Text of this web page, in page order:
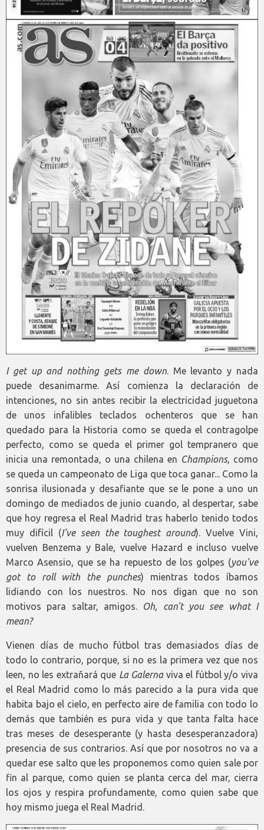
I get up and nothing gets me down. Me levanto y nada
puede desanimarme. Así comienza la declaración de
intenciones, no sin antes recibir la electricidad juguetona
de unos infalibles teclados ochenteros que se han
quedado para la Historia como se queda el contragolpe
perfecto, como se queda el primer gol tempranero que
inicia una remontada, o una chilena en Champions, como
se queda un campeonato de Liga que toca ganar... Como la
sonrisa ilusionada y desafiante que se le pone a uno un
domingo de mediados de junio cuando, al despertar, sabe
que hoy regresa el Real Madrid tras haberlo tenido todos
muy difícil (I've seen the toughest around). Vuelve Vini,
vuelven Benzema y Bale, vuelve Hazard e incluso vuelve
Marco Asensio, que se ha repuesto de los golpes (you've
got to roll with the punches) mientras todos íbamos
lidiando con los nuestros. No nos digan que no son
motivos para saltar, amigos. Oh, can't you see what I
mean?
Vienen días de mucho fútbol tras demasiados días de
todo lo contrario, porque, si no es la primera vez que nos
leen, no les extrañará que La Galernaviva el fútbol y/o viva
el Real Madrid como lo más parecido a la pura vida que
habita bajo el cielo, en perfecto aire de familia con todo lo
demás que también es pura vida y que tanta falta hace
tras meses de desesperante (y hasta desesperanzadora)
presencia de sus contrarios. Así que por nosotros no va a
quedar ese salto que les proponemos como quien sale por
fin al parque, como quien se planta cerca del mar, cierra
los ojos y respira profundamente, como quien sabe que
hoy mismo juega el Real Madrid.